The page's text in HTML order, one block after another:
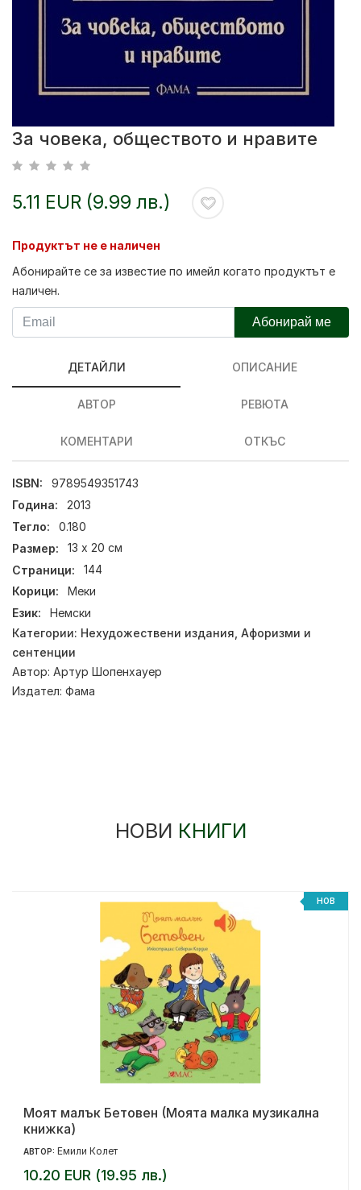
За човека, обществото и нравите
5.11 EUR (9.99 лв.)
Продуктът не е наличен
Абонирайте се за известие по имейл когато продуктът е
наличен.
Абонирай ме
ДЕТАЙЛИ ОПИСАНИЕ
АВТОР РЕВЮТА
КОМЕНТАРИ ОТКЪС
ISBN:
9789549351743
Година:
2013
Тегло:
0.180
Размер:
13 х 20 см
Страници:
144
Корици:
Меки
Език:
Немски
Категории: Нехудожествени издания, Афоризми и
сентенции
Автор: Артур Шопенхауер
Издател: Фама
НОВИ КНИГИ
НОВ
Моят малък Бетовен (Моята малка музикална
книжка)
АВТОР: Емили Колет
10.20 EUR (19.95 лв.)